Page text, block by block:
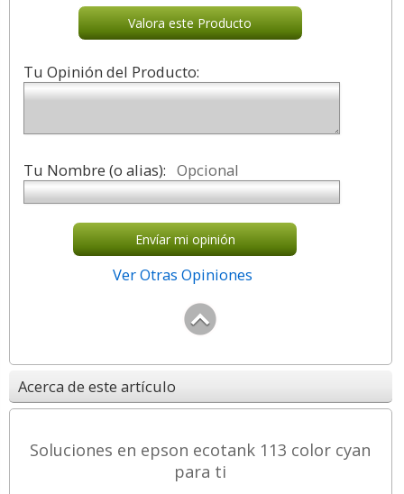
Valora este Producto
Tu Opinión del Producto:
Tu Nombre (o alias): Opcional
Envíar mi opinión
Ver Otras Opiniones
Acerca de este artículo
Soluciones en epson ecotank 113 color cyan
para ti